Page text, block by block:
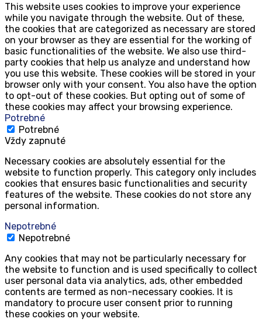
This website uses cookies to improve your experience
while you navigate through the website. Out of these,
the cookies that are categorized as necessary are stored
on your browser as they are essential for the working of
basic functionalities of the website. We also use third-
party cookies that help us analyze and understand how
you use this website. These cookies will be stored in your
browser only with your consent. You also have the option
to opt-out of these cookies. But opting out of some of
these cookies may affect your browsing experience.
Potrebné
Potrebné
Vždy zapnuté
Necessary cookies are absolutely essential for the
website to function properly. This category only includes
cookies that ensures basic functionalities and security
features of the website. These cookies do not store any
personal information.
Nepotrebné
Nepotrebné
Any cookies that may not be particularly necessary for
the website to function and is used specifically to collect
user personal data via analytics, ads, other embedded
contents are termed as non-necessary cookies. It is
mandatory to procure user consent prior to running
these cookies on your website.